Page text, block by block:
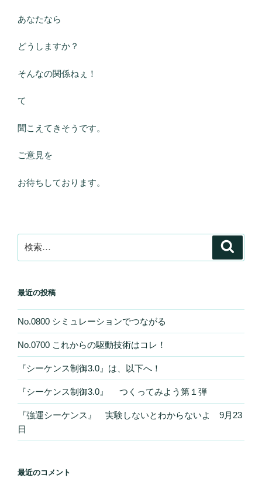
あなたなら
どうしますか？
そんなの関係ねぇ！
て
聞こえてきそうです。
ご意見を
お待ちしております。
索:
最近の投稿
No.0800 シミュレーションでつながる
No.0700 これからの駆動技術はコレ！
『シーケンス制御3.0』は、以下へ！
『シーケンス制御3.0』 つくってみよう第１弾
『強運シーケンス』 実験しないとわからないよ 9月23
日
最近のコメント